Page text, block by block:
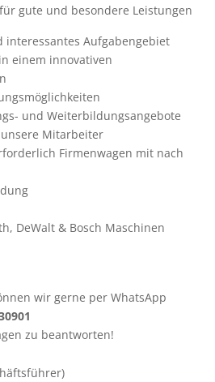
gute und besondere Leistungen
interessantes Aufgabengebiet
einem innovativen
und Weiterbildungsangebote
Mitarbeiter
Firmenwagen mit nach
DeWalt & Bosch Maschinen
wir gerne per WhatsApp
zu beantworten!